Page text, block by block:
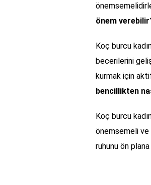
önem
Koç burcu
becerilerini
kurmak için
bencillikten
Koç burcu
önemsemeli ve
ruhunu ön